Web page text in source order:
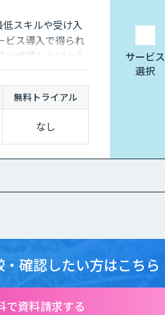
スキルや受け入
ビス導入で得られ
成績を上げよう
キルを持つ社員
業績を上げやす
無料トライアル
なし
サービス
選択
・確認したい方はこちら
で資料請求する